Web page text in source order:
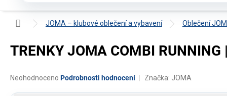
Domů JOMA – klubové oblečení a vybavení Oblečení
TRENKY JOMA COMBI RUNNING
Průměrné
Neohodnoceno Podrobnosti hodnocení Značka: JOMA